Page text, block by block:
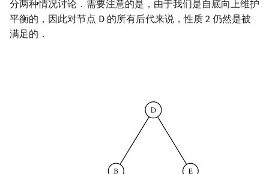
Pell 方程
图上随机游走
分两种情况讨论．需要注意的是，由于我们是自底向上维护
平衡的，因此对节点 D 的所有后代来说，性质 2 仍然是被
满足的．